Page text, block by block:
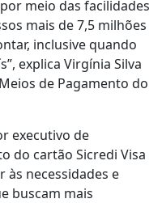
meio das facilidades
mais de 7,5 milhões
inclusive quando
explica Virgínia Silva
de Pagamento do
executivo de
do cartão Sicredi Visa
necessidades e
buscam mais